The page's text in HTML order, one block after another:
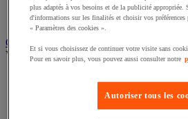
Bac pliant
Bac-tiroirs
Rangement pour bacs
Caisse carton, enveloppe et boîte postale
Voir toute la catégorie
plus adaptés à vos besoins et de la publicité appropriée.
d'informations sur les finalités et choisir vos
« Paramètres des cookies ».
Et si vous choisissez de continuer votre visite sans
Pour en savoir plus, vous pouvez aussi consulter notre
Autoriser tous les